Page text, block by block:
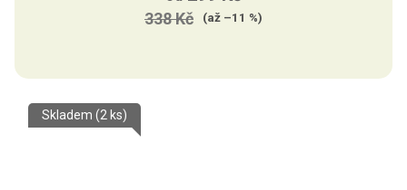
338 Kč (až –11 %)
Skladem (2 ks)